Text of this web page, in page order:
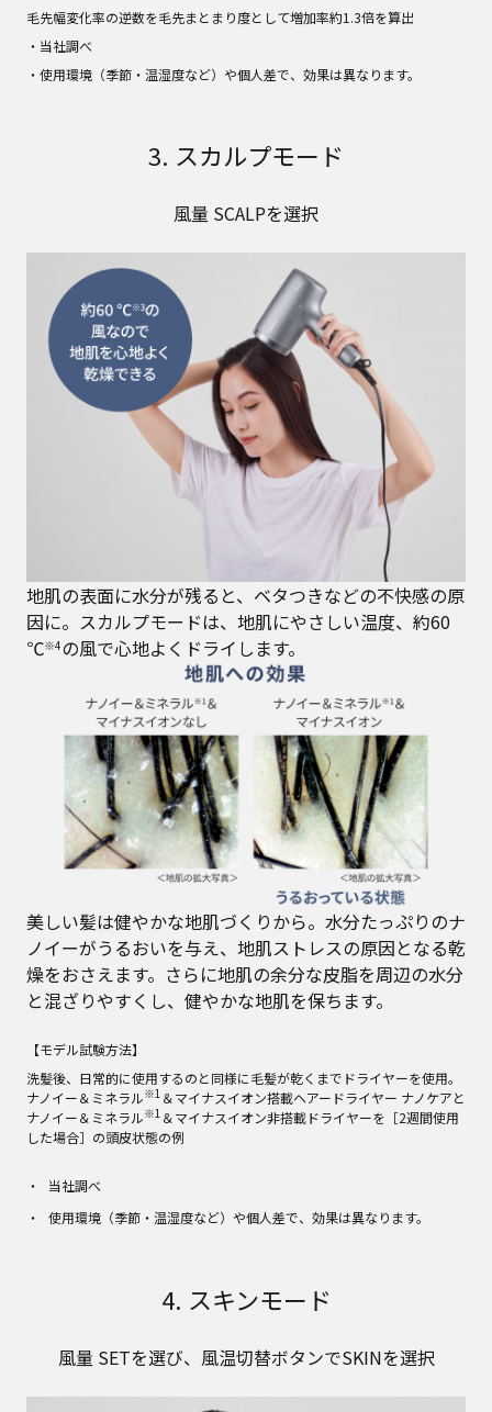
毛先幅変化率の逆数を毛先まとまり度として増加率約1.3倍を算出
・当社調べ
・使用環境（季節・温湿度など）や個人差で、効果は異なります。
3. スカルプモード
風量 SCALPを選択
地肌の表面に水分が残ると、ベタつきなどの不快感の原
因に。スカルプモードは、地肌にやさしい温度、約60
℃※4の風で心地よくドライします。
美しい髪は健やかな地肌づくりから。水分たっぷりのナ
ノイーがうるおいを与え、地肌ストレスの原因となる乾
燥をおさえます。さらに地肌の余分な皮脂を周辺の水分
と混ざりやすくし、健やかな地肌を保ちます。
【モデル試験方法】
洗髪後、日常的に使用するのと同様に毛髪が乾くまでドライヤーを使用。
ナノイー＆ミネラル※1 ＆マイナスイオン搭載ヘアードライヤー ナノケアと
ナノイー＆ミネラル※1 ＆マイナスイオン非搭載ドライヤーを［2週間使用
した場合］の頭皮状態の例
当社調べ
使用環境（季節・温湿度など）や個人差で、効果は異なります。
4. スキンモード
風量 SETを選び、風温切替ボタンでSKINを選択